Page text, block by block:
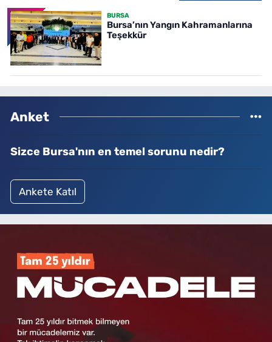
BURSA
Bursa’nın Yangın Kahramanlarına
Teşekkür
Anket
Sizce Bursa'nın en temel sorunu nedir?
Ankete Katıl